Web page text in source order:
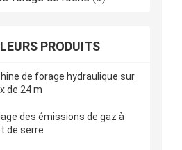
PRODUITS
de forage hydraulique sur
de 24 m
des émissions de gaz à
de serre